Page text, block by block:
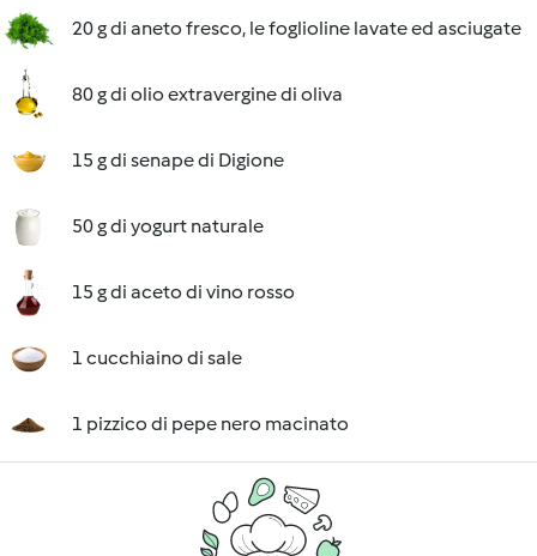
20 g di aneto fresco, le foglioline lavate ed asciugate
80 g di olio extravergine di oliva
15 g di senape di Digione
50 g di yogurt naturale
15 g di aceto di vino rosso
1 cucchiaino di sale
1 pizzico di pepe nero macinato